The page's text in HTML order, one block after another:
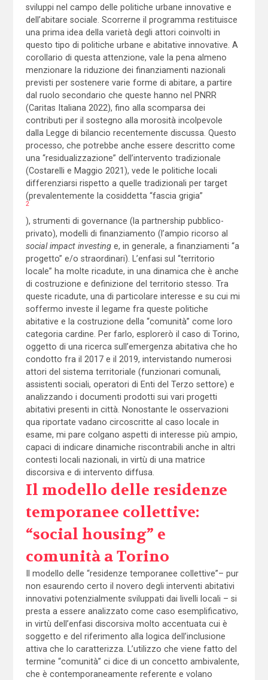
sviluppi nel campo delle politiche urbane innovative e
dell’abitare sociale. Scorrerne il programma restituisce
una prima idea della varietà degli attori coinvolti in
questo tipo di politiche urbane e abitative innovative. A
corollario di questa attenzione, vale la pena almeno
menzionare la riduzione dei finanziamenti nazionali
previsti per sostenere varie forme di abitare, a partire
dal ruolo secondario che queste hanno nel PNRR
(Caritas Italiana 2022), fino alla scomparsa dei
contributi per il sostegno alla morosità incolpevole
dalla Legge di bilancio recentemente discussa. Questo
processo, che potrebbe anche essere descritto come
una “residualizzazione” dell’intervento tradizionale
(Costarelli e Maggio 2021), vede le politiche locali
differenziarsi rispetto a quelle tradizionali per target
(prevalentemente la cosiddetta “fascia grigia”
2
), strumenti di governance (la partnership pubblico-
privato), modelli di finanziamento (l’ampio ricorso al
social impact investinge, in generale, a finanziamenti “a
progetto” e/o straordinari). L’enfasi sul “territorio
locale” ha molte ricadute, in una dinamica che è anche
di costruzione e definizione del territorio stesso. Tra
queste ricadute, una di particolare interesse e su cui mi
soffermo investe il legame fra queste politiche
abitative e la costruzione della “comunità” come loro
categoria cardine. Per farlo, esplorerò il caso di Torino,
oggetto di una ricerca sull’emergenza abitativa che ho
condotto fra il 2017 e il 2019, intervistando numerosi
attori del sistema territoriale (funzionari comunali,
assistenti sociali, operatori di Enti del Terzo settore) e
analizzando i documenti prodotti sui vari progetti
abitativi presenti in città. Nonostante le osservazioni
qua riportate vadano circoscritte al caso locale in
esame, mi pare colgano aspetti di interesse più ampio,
capaci di indicare dinamiche riscontrabili anche in altri
contesti locali nazionali, in virtù di una matrice
discorsiva e di intervento diffusa.
Il modello delle residenze
temporanee collettive:
“social housing” e
comunità a Torino
Il modello delle “residenze temporanee collettive”– pur
non esaurendo certo il novero degli interventi abitativi
innovativi potenzialmente sviluppati dai livelli locali – si
presta a essere analizzato come caso esemplificativo,
in virtù dell’enfasi discorsiva molto accentuata cui è
soggetto e del riferimento alla logica dell’inclusione
attiva che lo caratterizza. L’utilizzo che viene fatto del
termine “comunità” ci dice di un concetto ambivalente,
che è contemporaneamente referente e volano